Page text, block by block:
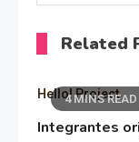
Related
4 MINS READ
Hello! Project
Integrantes